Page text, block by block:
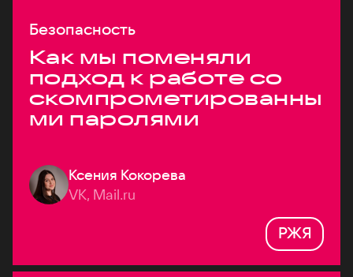
Безопасность
Как мы поменяли
подход к работе со
скомпрометированны
ми паролями
Ксения Кокорева
VK, Mail.ru
РЖЯ